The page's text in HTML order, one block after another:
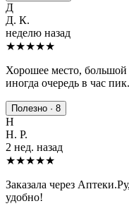
Д
Д. К.
неделю назад
★★★★★
Хорошее место,
иногда очередь в час пик.
Полезно · 8
Н
Н. Р.
2 нед. назад
★★★★★
Заказала через
удобно!